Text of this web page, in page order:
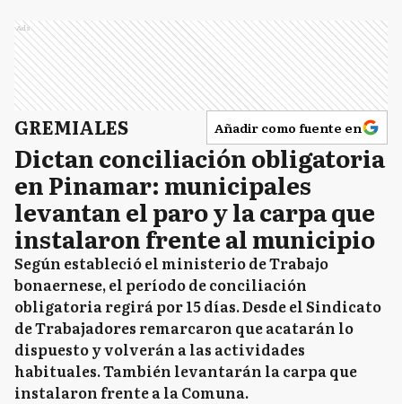
Ads
GREMIALES Añadir como fuente en
Dictan conciliación obligatoria
en Pinamar: municipales
levantan el paro y la carpa que
instalaron frente al municipio
Según estableció el ministerio de Trabajo
bonaernese, el período de conciliación
obligatoria regirá por 15 días. Desde el Sindicato
de Trabajadores remarcaron que acatarán lo
dispuesto y volverán a las actividades
habituales. También levantarán la carpa que
instalaron frente a la Comuna.